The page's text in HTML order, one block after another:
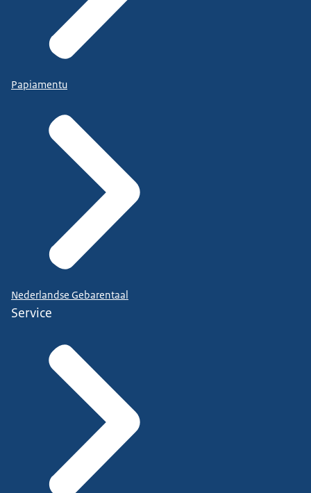
Papiamentu
Nederlandse Gebarentaal
Service